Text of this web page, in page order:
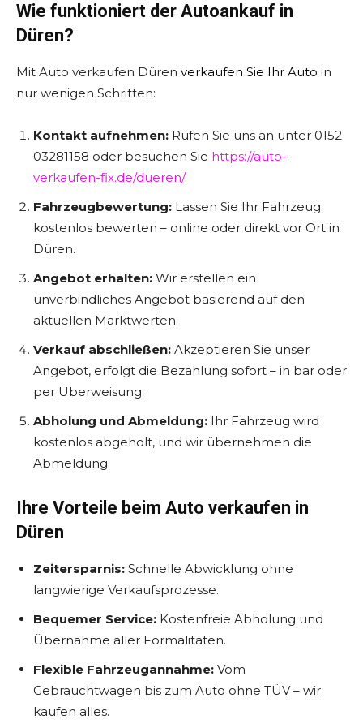
Wie funktioniert der Autoankauf in
Düren?
Mit Auto verkaufen Düren verkaufen Sie Ihr Auto in
nur wenigen Schritten:
Kontakt aufnehmen: Rufen Sie uns an unter 0152
03281158 oder besuchen Sie https://auto-
verkaufen-fix.de/dueren/.
Fahrzeugbewertung: Lassen Sie Ihr Fahrzeug
kostenlos bewerten – online oder direkt vor Ort in
Düren.
Angebot erhalten: Wir erstellen ein
unverbindliches Angebot basierend auf den
aktuellen Marktwerten.
Verkauf abschließen: Akzeptieren Sie unser
Angebot, erfolgt die Bezahlung sofort – in bar oder
per Überweisung.
Abholung und Abmeldung: Ihr Fahrzeug wird
kostenlos abgeholt, und wir übernehmen die
Abmeldung.
Ihre Vorteile beim Auto verkaufen in
Düren
Zeitersparnis: Schnelle Abwicklung ohne
langwierige Verkaufsprozesse.
Bequemer Service: Kostenfreie Abholung und
Übernahme aller Formalitäten.
Flexible Fahrzeugannahme: Vom
Gebrauchtwagen bis zum Auto ohne TÜV – wir
kaufen alles.